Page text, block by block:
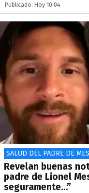
Publicado: Hoy 10:04
SALUD DEL PADRE DE
Revelan buenas
padre de Lionel
seguramente…”